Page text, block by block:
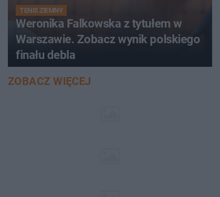
TENIS ZIEMNY
Weronika Falkowska z tytułem w
Warszawie. Zobacz wynik polskiego
finału debla
ZOBACZ WIĘCEJ